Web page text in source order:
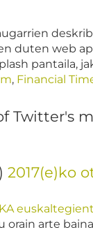
duten web
pantaila,
, Financial
Twitter's
2017(e)ko
arte